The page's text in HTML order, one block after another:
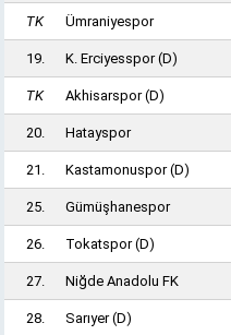
TK Ümraniyespor
19. K. Erciyesspor(D)
TK Akhisarspor(D)
20. Hatayspor
21. Kastamonuspor(D)
25. Gümüşhanespor
26. Tokatspor(D)
27. Niğde Anadolu FK
28. Sarıyer(D)